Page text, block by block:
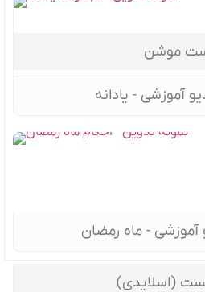
آموزشی - یادانه
آموزشی - ماه رمضان
(اسلایدی)
موشن